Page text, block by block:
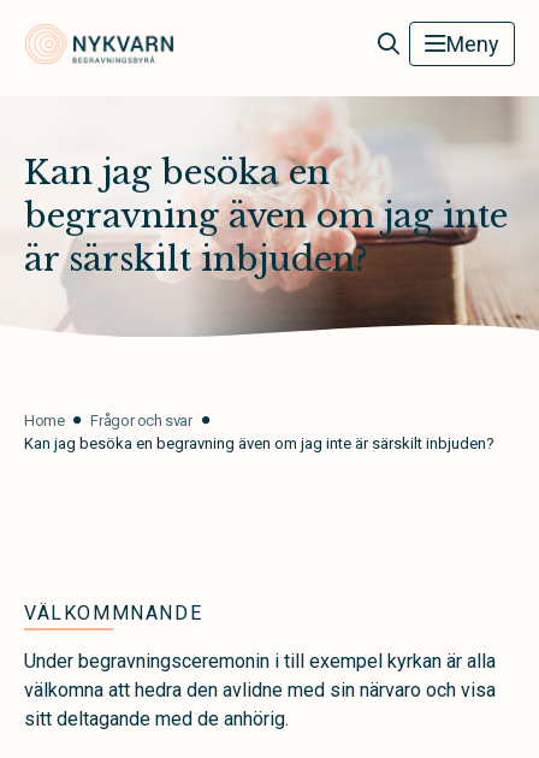
Nykvarn Begravningsbyrå Meny
Kan jag besöka en
begravning även om jag inte
är särskilt inbjuden?
Home
Frågor och svar
Kan jag besöka en begravning även om jag inte är särskilt inbjuden?
VÄLKOMMNANDE
Under begravningsceremonin i till exempel kyrkan är alla
välkomna att hedra den avlidne med sin närvaro och visa
sitt deltagande med de anhörig.